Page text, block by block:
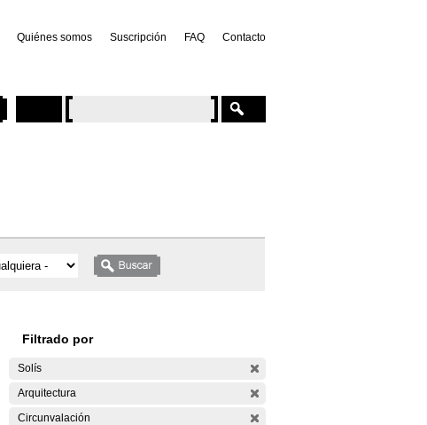
Quiénes somos Suscripción FAQ Contacto
Filtrado por
Solís
Arquitectura
Circunvalación